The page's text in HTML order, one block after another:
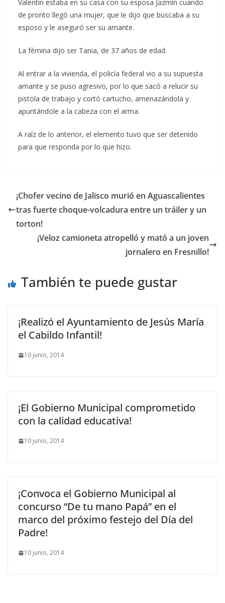
Valentín estaba en su casa con su esposa Jazmín cuando
de pronto llegó una mujer, que le dijo que buscaba a su
esposo y le aseguró ser su amante.
La fémina dijo ser Tania, de 37 años de edad.
Al entrar a la vivienda, el policía federal vio a su supuesta
amante y se puso agresivo, por lo que sacó a relucir su
pistola de trabajo y cortó cartucho, amenazándola y
apuntándole a la cabeza con el arma.
A raíz de lo anterior, el elemento tuvo que ser detenido
para que responda por lo que hizo.
¡Chofer vecino de Jalisco murió en Aguascalientes
tras fuerte choque-volcadura entre un tráiler y un
torton!
¡Veloz camioneta atropelló y mató a un joven
jornalero en Fresnillo!
También te puede gustar
¡Realizó el Ayuntamiento de Jesús María
el Cabildo Infantil!
10 junio, 2014
¡El Gobierno Municipal comprometido
con la calidad educativa!
10 junio, 2014
¡Convoca el Gobierno Municipal al
concurso “De tu mano Papá” en el
marco del próximo festejo del Día del
Padre!
10 junio, 2014